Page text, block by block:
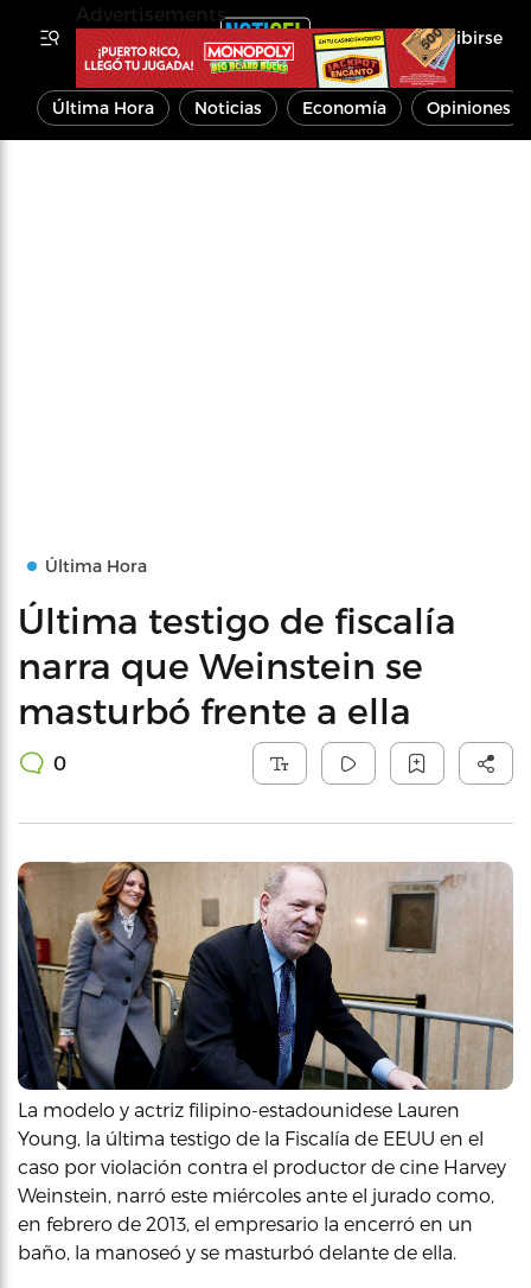
Inscribirse
Última Hora Noticias Economía Opiniones
Última Hora
Última testigo de fiscalía
narra que Weinstein se
masturbó frente a ella
0
La modelo y actriz filipino-estadounidese Lauren
Young, la última testigo de la Fiscalía de EEUU en el
caso por violación contra el productor de cine Harvey
Weinstein, narró este miércoles ante el jurado como,
en febrero de 2013, el empresario la encerró en un
baño, la manoseó y se masturbó delante de ella.
Advertisements